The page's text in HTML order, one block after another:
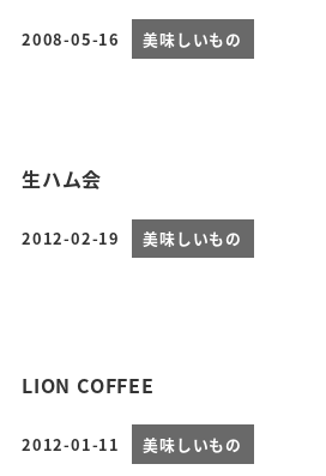
投稿日
2008-05-16 美味しいもの
生ハム会
投稿日
2012-02-19 美味しいもの
LION COFFEE
投稿日
2012-01-11 美味しいもの